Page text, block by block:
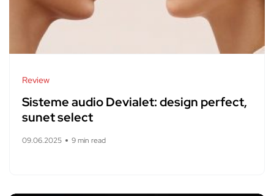
Review
Sisteme audio Devialet: design perfect,
sunet select
09.06.2025 9 min read